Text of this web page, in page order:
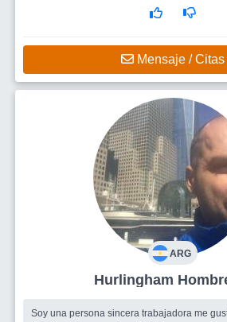
Mensaje / Citas
ARG
Hurlingham
Soy una persona sincera trabajadora me